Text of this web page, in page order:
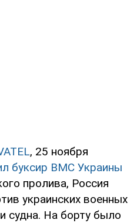
, 25 ноября
буксир ВМС Украины
пролива, Россия
украинских военных
судна. На борту было